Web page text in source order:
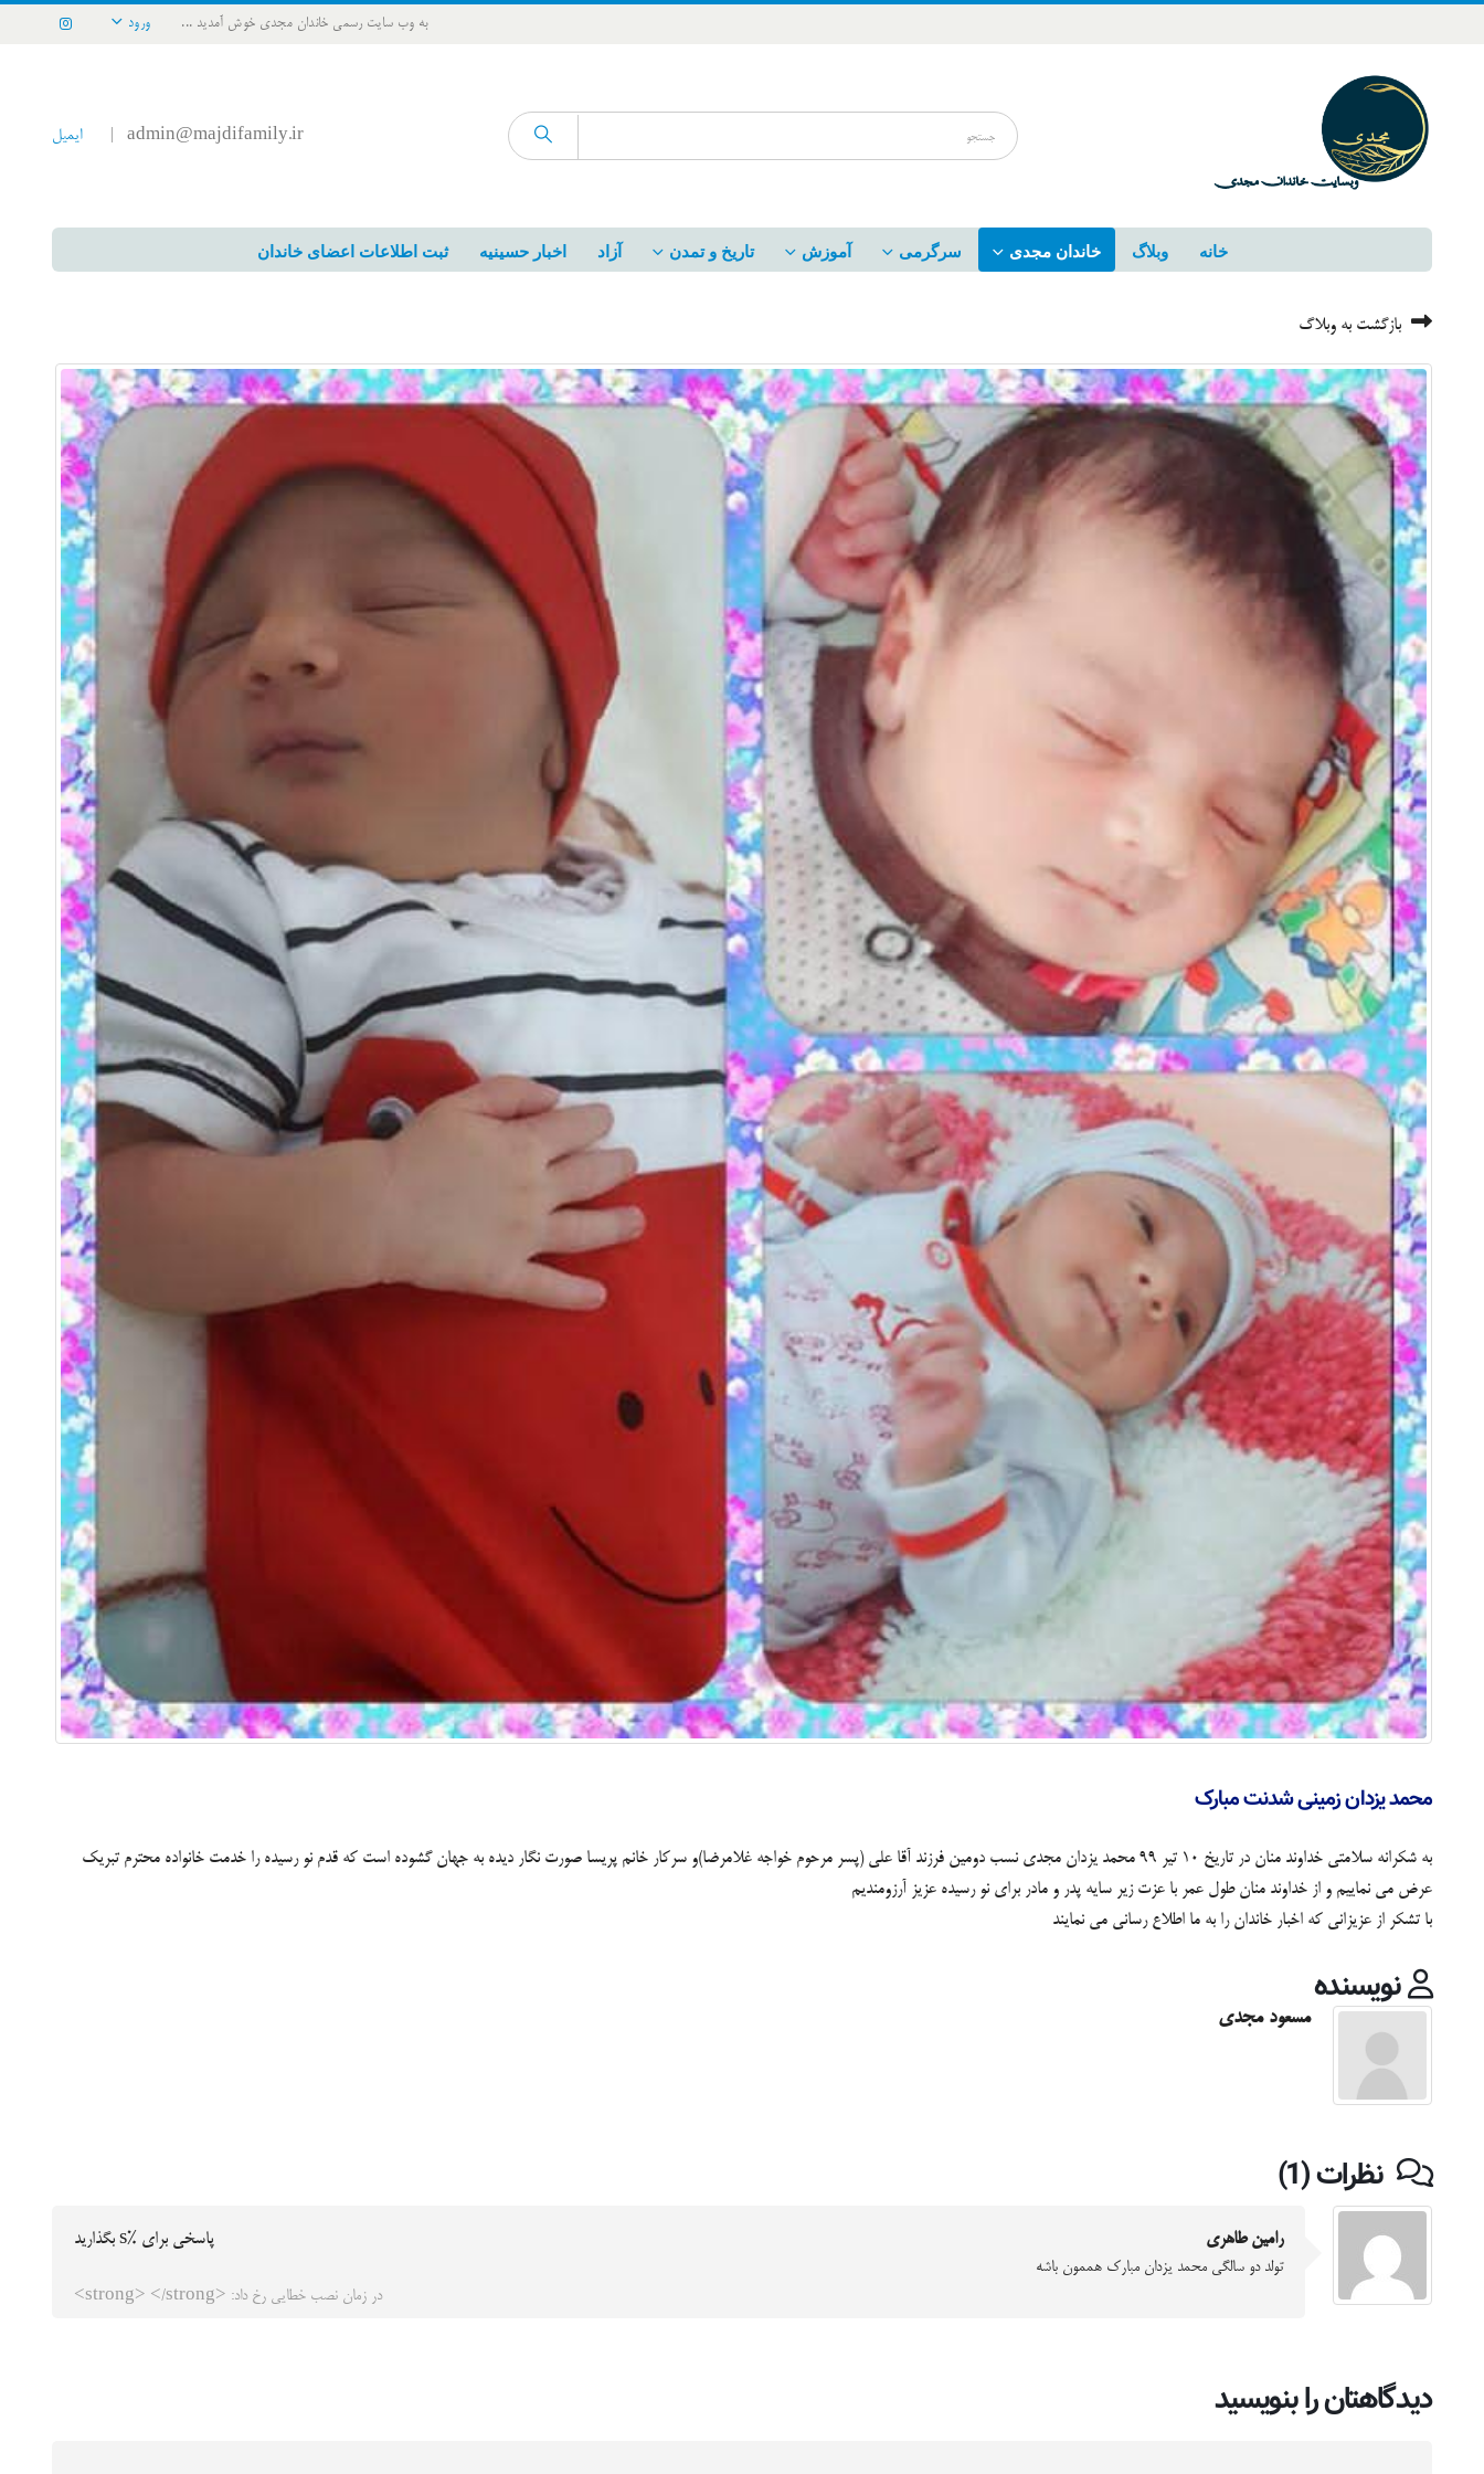
به وب سایت رسمی خاندان مجدی خوش آمدید ... ورود
admin@majdifamily.ir ایمیل
خانه وبلاگ خاندان مجدی سرگرمی آموزش تاریخ و تمدن آزاد اخبار حسینیه ثبت اطلاعات اعضای خاندان
بازگشت به وبلاگ
محمد یزدان زمینی شدنت مبارک
به شکرانه سلامتی خداوند منان در تاریخ ۱۰ تیر ۹۹ محمد یزدان مجدی نسب دومین فرزند آقا علی (پسر مرحوم خواجه غلامرضا)و سرکار خانم پریسا صورت نگار دیده به جهان گشوده است که قدم نو رسیده را خدمت خانواده محترم تبریک
عرض می نماییم و از خداوند منان طول عمر با عزت زیر سایه پدر و مادر برای نو رسیده عزیز آرزومندیم
با تشکر از عزیزانی که اخبار خاندان را به ما اطلاع رسانی می نمایند
نویسنده
مسعود مجدی
نظرات (1)
رامین طاهری پاسخی برای %s بگذارید
تولد دو سالگی محمد یزدان مبارک هممون باشه
در زمان نصب خطایی رخ داد: <strong> </strong>
دیدگاهتان را بنویسید